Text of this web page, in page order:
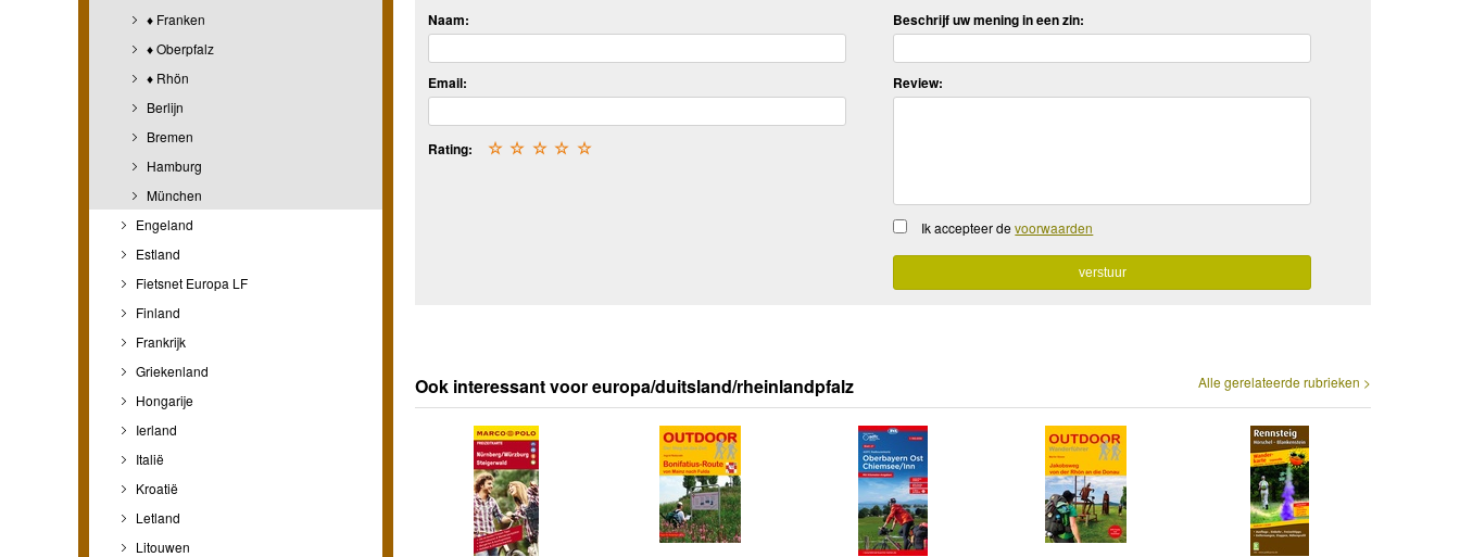
♦ Franken
♦ Oberpfalz
♦ Rhön
Berlijn
Bremen
Hamburg
München
Engeland
Estland
Fietsnet Europa LF
Finland
Frankrijk
Griekenland
Hongarije
Ierland
Italië
Kroatië
Letland
Litouwen
Naam:
Email:
Rating: ☆
☆
☆
☆
☆
Beschrijf uw mening in een zin:
Review:
Ik accepteer devoorwaarden
Alle gerelateerde rubrieken >
Ook interessant voor europa/duitsland/rheinlandpfalz